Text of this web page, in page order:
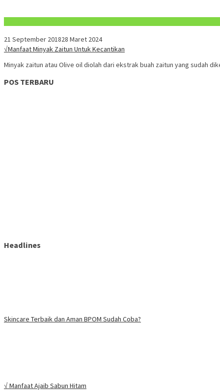
21 September 201828 Maret 2024
√Manfaat Minyak Zaitun Untuk Kecantikan
Minyak zaitun atau Olive oil diolah dari ekstrak buah zaitun yang sudah
POS TERBARU
Headlines
Skincare Terbaik dan Aman BPOM Sudah Coba?
√ Manfaat Ajaib Sabun Hitam